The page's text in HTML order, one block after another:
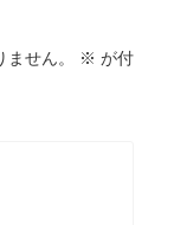
せん。 ※ が付